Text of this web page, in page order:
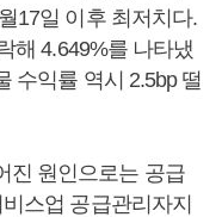
17일 이후 최저치다.
해 4.649%를 나타냈
수익률 역시 2.5bp 떨
진 원인으로는 공급
스업 공급관리자지